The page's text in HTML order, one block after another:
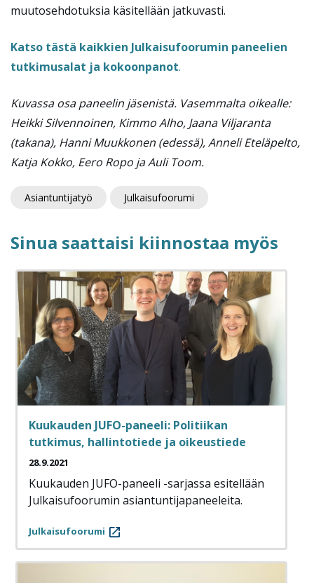
muutosehdotuksia käsitellään jatkuvasti.
Katso tästä kaikkien Julkaisufoorumin paneelien
tutkimusalat ja kokoonpanot.
Kuvassa osa paneelin jäsenistä. Vasemmalta oikealle:
Heikki Silvennoinen, Kimmo Alho, Jaana Viljaranta
(takana), Hanni Muukkonen (edessä), Anneli Eteläpelto,
Katja Kokko, Eero Ropo ja Auli Toom.
Asiantuntijatyö Julkaisufoorumi
Sinua saattaisi kiinnostaa myös
Kuukauden JUFO-paneeli: Politiikan
tutkimus, hallintotiede ja oikeustiede
28.9.2021
Kuukauden JUFO-paneeli -sarjassa esitellään
Julkaisufoorumin asiantuntijapaneeleita.
Julkaisufoorumi